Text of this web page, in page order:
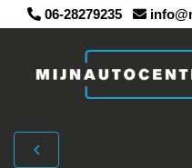
06-28279235